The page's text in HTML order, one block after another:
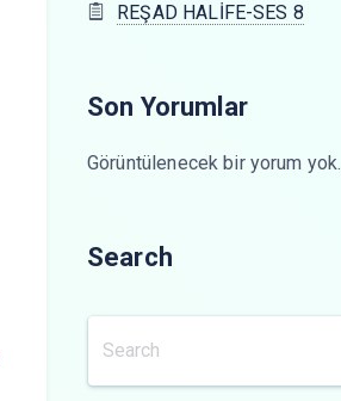
REŞAD HALİFE-SES 8
Son Yorumlar
Görüntülenecek bir yorum yok.
Search